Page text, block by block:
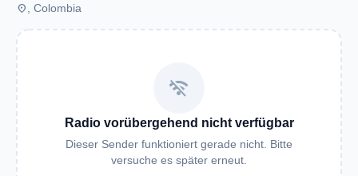
place , Colombia
wifi_off
Radio vorübergehend nicht verfügbar
Dieser Sender funktioniert gerade nicht. Bitte
versuche es später erneut.